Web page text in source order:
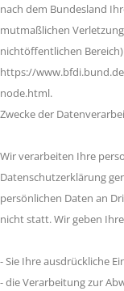
nach dem Bundesland
mutmaßlichen
nichtöffentlichen
https://
node.html.
Zwecke der
Wir verarbeiten Ihre
Datenschutzerklärung
persönlichen Daten an
nicht statt. Wir geben
- Sie Ihre ausdrückliche
- die Verarbeitung zur